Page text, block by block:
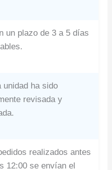
un plazo de 3 a 5 días
unidad ha sido
revisada y
realizados antes
12:00 se envían el